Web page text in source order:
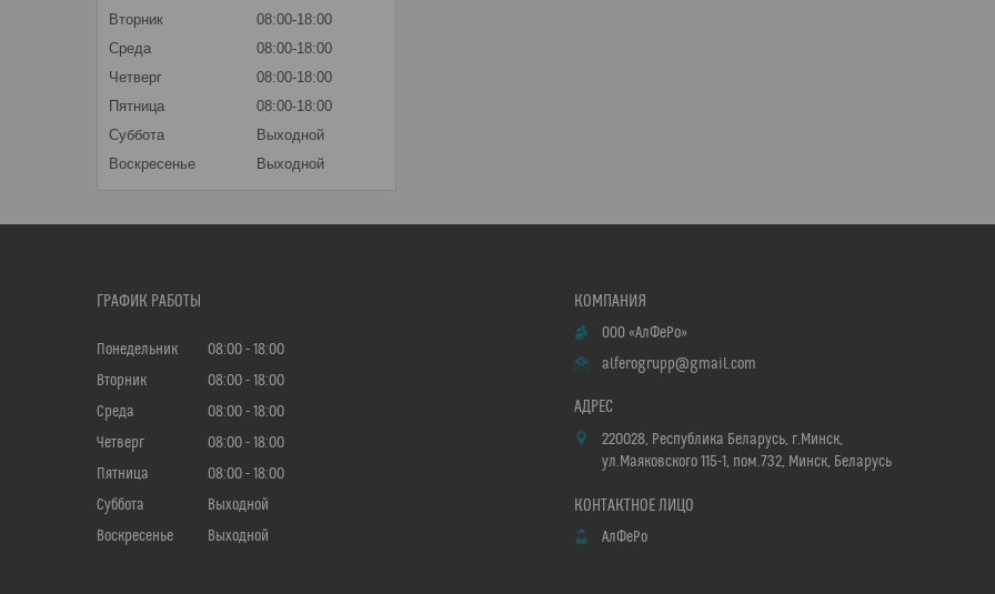
Вторник
08:00-18:00
Среда
08:00-18:00
Четверг
08:00-18:00
Пятница
08:00-18:00
Суббота
Выходной
Воскресенье
Выходной
ГРАФИК РАБОТЫ
Понедельник 08:00
18:00
Вторник
08:00
18:00
Среда
08:00
18:00
Четверг
08:00
18:00
Пятница
08:00
18:00
Суббота
Выходной
Воскресенье
Выходной
ООО «АлФеРо»
alferogrupp@gmail.com
220028, Республика Беларусь, г.Минск,
ул.Маяковского 115-1, пом.732, Минск, Беларусь
АлФеРо